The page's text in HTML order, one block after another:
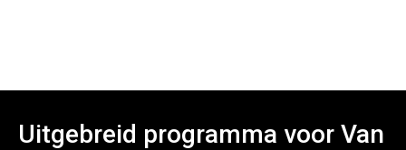
Uitgebreid programma voor Van